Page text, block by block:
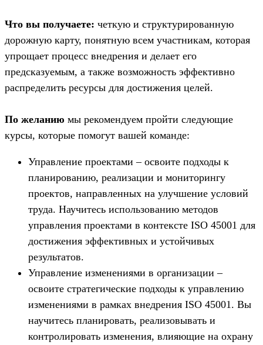
Что вы получаете: четкую и структурированную
дорожную карту, понятную всем участникам, которая
упрощает процесс внедрения и делает его
предсказуемым, а также возможность эффективно
распределить ресурсы для достижения целей.
По желанию мы рекомендуем пройти следующие
курсы, которые помогут вашей команде:
Управление проектами – освоите подходы к
планированию, реализации и мониторингу
проектов, направленных на улучшение условий
труда. Научитесь использованию методов
управления проектами в контексте ISO 45001 для
достижения эффективных и устойчивых
результатов.
Управление изменениями в организации –
освоите стратегические подходы к управлению
изменениями в рамках внедрения ISO 45001. Вы
научитесь планировать, реализовывать и
контролировать изменения, влияющие на охрану